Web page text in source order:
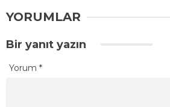
YORUMLAR
Bir yanıt yazın
Yorum *